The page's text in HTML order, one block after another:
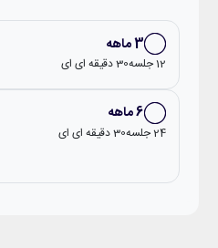
3ماهه
12جلسه30 دقیقه ای ای
6ماهه
24جلسه30 دقیقه ای ای